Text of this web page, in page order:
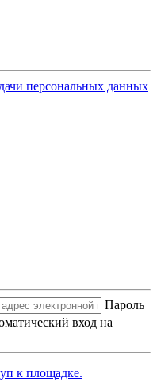
персональных данных
Пароль
вход на
к площадке.